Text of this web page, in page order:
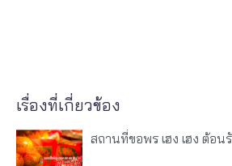
เรื่องที่เกี่ยวข้อง
สถานที่ขอพร เฮง เฮง ต้อ